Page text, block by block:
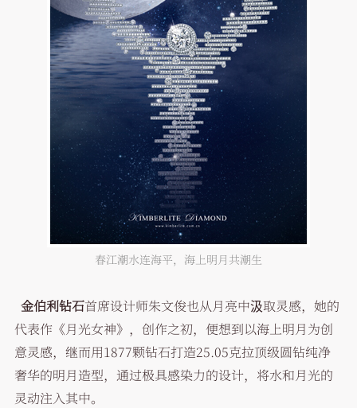
春江潮水连海平，海上明月共潮生
金伯利钻石首席设计师朱文俊也从月亮中汲取灵感，她的
代表作《月光女神》，创作之初，便想到以海上明月为创
意灵感，继而用1877颗钻石打造25.05克拉顶级圆钻纯净
奢华的明月造型，通过极具感染力的设计，将水和月光的
灵动注入其中。